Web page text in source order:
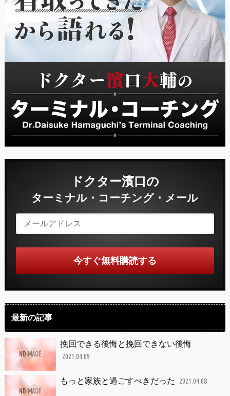
ドクター濱口の
ターミナル・コーチング・メール
最新の記事
挽回できる後悔と挽回できない後悔
2021.04.09
もっと家族と過ごすべきだった 2021.04.08